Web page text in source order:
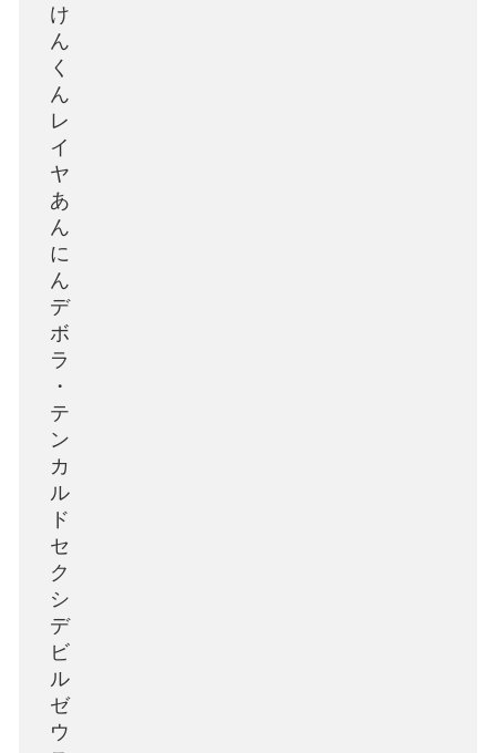
け
ん
く
ん
レ
イ
ヤ
あ
ん
に
ん
デ
ボ
ラ
・
テ
ン
カ
ル
ド
セ
ク
シ
デ
ビ
ル
ゼ
ウ